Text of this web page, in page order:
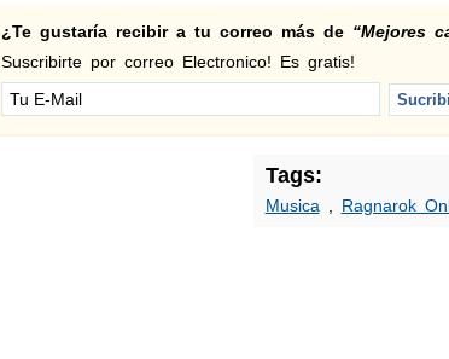
¿Te gustaría recibir a tu correo más de “Mejores
Suscribirte por correo Electronico! Es gratis!
Tags:
Musica Ragnarok